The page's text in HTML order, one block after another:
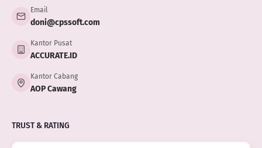
Email
doni@cpssoft.com
Kantor Pusat
ACCURATE.ID
Kantor Cabang
AOP Cawang
TRUST & RATING